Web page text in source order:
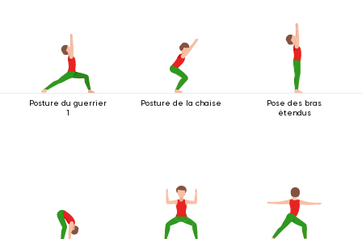
Posture du guerrier
1
Posture de la chaise
Pose des bras
étendus